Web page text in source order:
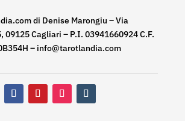
di Denise Marongiu – Via
09125 Cagliari – P.I. 03941660924 C.F.
– info@tarotlandia.com